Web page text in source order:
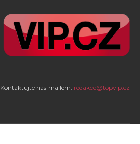
Kontaktujte nás mailem: redakce@topvip.cz